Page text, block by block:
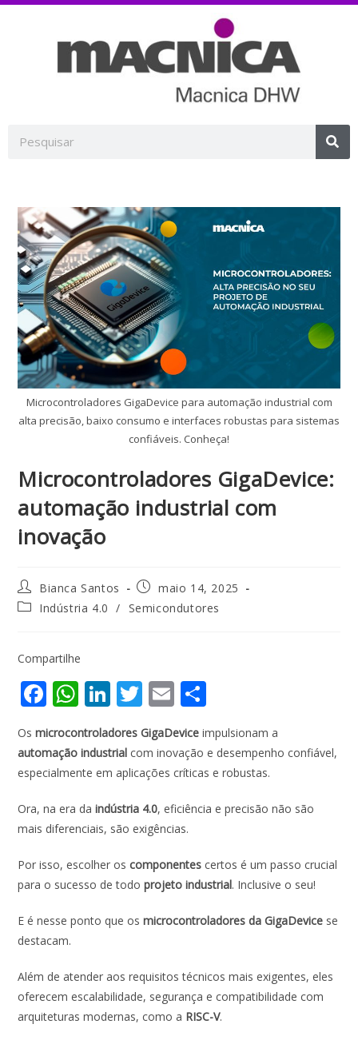
Microcontroladores GigaDevice para automação industrial com
alta precisão, baixo consumo e interfaces robustas para sistemas
confiáveis. Conheça!
Microcontroladores GigaDevice:
automação industrial com
inovação
Bianca Santos
maio 14, 2025
Indústria 4.0
/ Semicondutores
Compartilhe
F
ac
e
b
o
W
h
at
s
A
p
Li
n
k
e
dI
n
T
w
itt
er
E
m
ai
l
ar
e
Osmicrocontroladores GigaDevice impulsionam a
automação industrial com inovação e desempenho confiável,
especialmente em aplicações críticas e robustas.
Ora, na era daindústria 4.0, eficiência e precisão não são
mais diferenciais, são exigências.
Por isso, escolher oscomponentes certos é um passo crucial
para o sucesso de todoprojeto industrial. Inclusive o seu!
E é nesse ponto que osmicrocontroladores da GigaDevice se
destacam.
Além de atender aos requisitos técnicos mais exigentes, eles
oferecem escalabilidade, segurança e compatibilidade com
arquiteturas modernas, como a RISC-V.